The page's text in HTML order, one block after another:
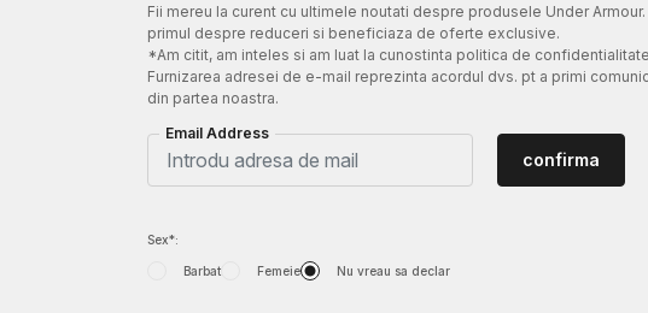
Fii mereu la curent cu ultimele noutati despre produsele Under Armour.
primul despre reduceri si beneficiaza de oferte exclusive.
*Am citit, am inteles si am luat la cunostinta politica de
Furnizarea adresei de e-mail reprezinta acordul dvs. pt a primi
din partea noastra.
Email Address
Sex*:
Barbat Femeie Nu vreau sa declar
confirma